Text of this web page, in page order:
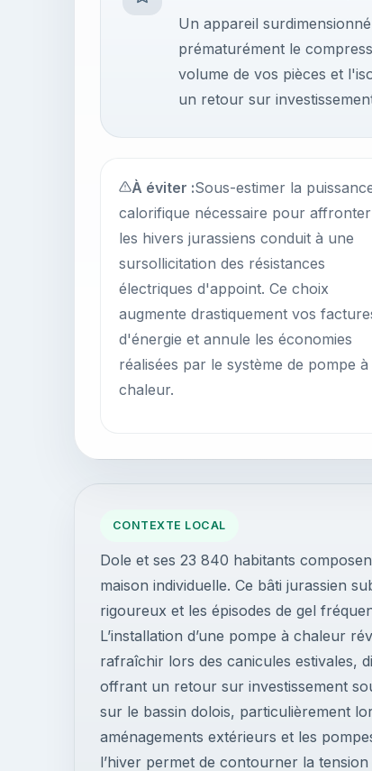
CONTEXTE LOCAL
Dole et ses 23 840 habitants
maison individuelle. Ce bâti jurassien
rigoureux et les épisodes de gel
L’installation d’une pompe à chaleur
rafraîchir lors des canicules estivales,
offrant un retour sur investissement
sur le bassin dolois, particulièrement
aménagements extérieurs et les
l’hiver permet de contourner la
Un appareil
prématurément le
volume de vos pièces et
un retour sur
À éviter :Sous-estimer la
calorifique nécessaire pour affronter
les hivers jurassiens conduit à une
sursollicitation des résistances
électriques d'appoint. Ce choix
augmente drastiquement vos
d'énergie et annule les économies
réalisées par le système de pompe à
chaleur.